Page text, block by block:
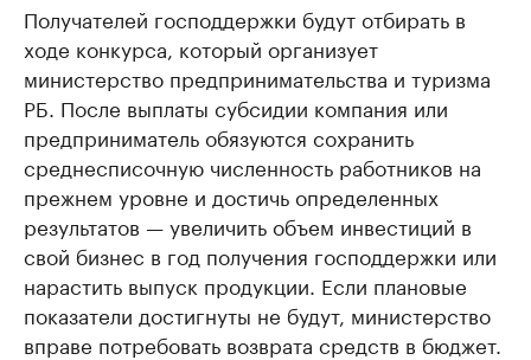
Получателей господдержки будут отбирать в
ходе конкурса, который организует
министерство предпринимательства и туризма
РБ. После выплаты субсидии компания или
предприниматель обязуются сохранить
среднесписочную численность работников на
прежнем уровне и достичь определенных
результатов — увеличить объем инвестиций в
свой бизнес в год получения господдержки или
нарастить выпуск продукции. Если плановые
показатели достигнуты не будут, министерство
вправе потребовать возврата средств в бюджет.